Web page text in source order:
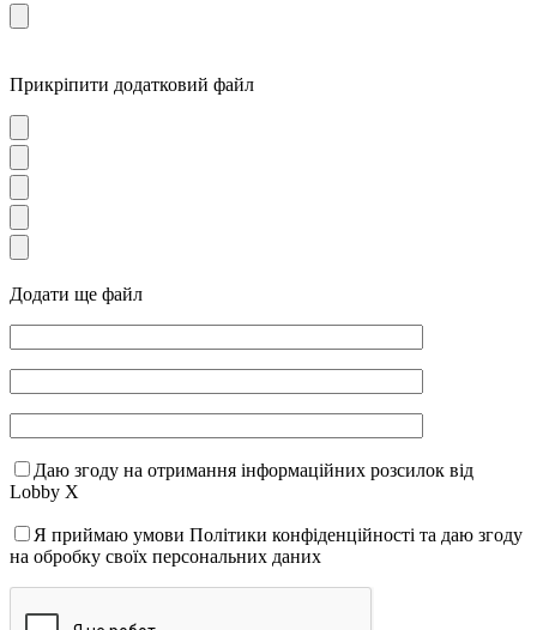
Прикріпити додатковий файл
Додати ще файл
Даю згоду на отримання інформаційних розсилок від
Lobby X
Я приймаю умови Політики конфіденційності та даю згоду
на обробку своїх персональних даних